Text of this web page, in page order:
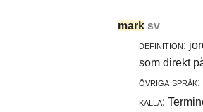
mark sv
definition:
som direkt
övriga språk:
källa: